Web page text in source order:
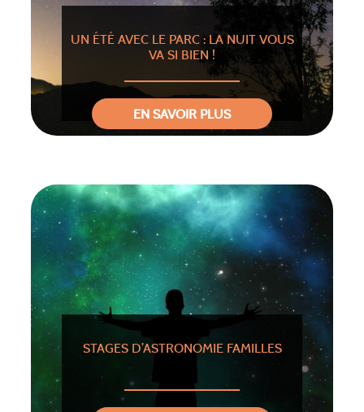
UN ÉTÉ AVEC LE PARC : LA NUIT VOUS
VA SI BIEN !
EN SAVOIR PLUS
STAGES D’ASTRONOMIE FAMILLES